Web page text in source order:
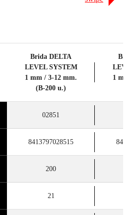
EXTENDIDA EN PRODUCTOS
Brida DELTA
LEVEL SYSTEM
1 mm / 3-12 mm.
(B-200 u.)
LEVEL
1 mm /
02851
8413797028515
200
21